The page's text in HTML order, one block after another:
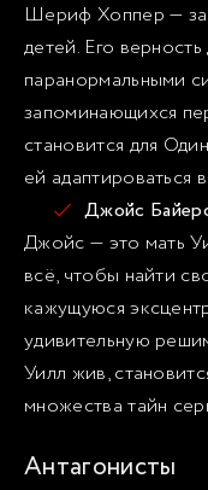
Шериф Хоппер —
детей. Его
паранормальными
запоминающихся
становится для
ей адаптироваться
Джойс
Джойс — это мать
всё, чтобы найти
кажущуюся
удивительную
Уилл жив,
множества тайн
Антагонисты